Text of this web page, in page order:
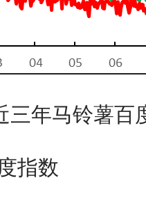
三年马铃薯百
指数